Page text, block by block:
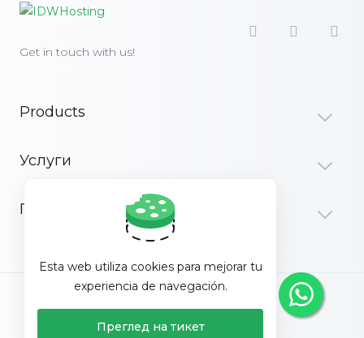
Get in touch with us!
Products
Услуги
Поддршка
Esta web utiliza cookies para mejorar tu
experiencia de navegación.
Преглед на тикет